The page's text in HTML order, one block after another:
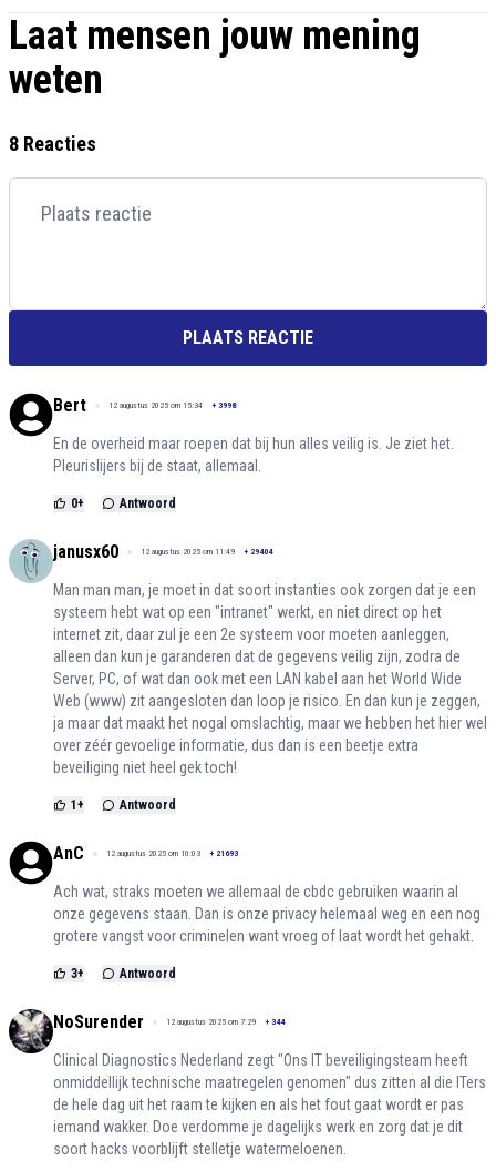
Laat mensen jouw mening
weten
8 Reacties
PLAATS REACTIE
Bert 12 augustus 2025 om 15:34 + 3998
En de overheid maar roepen dat bij hun alles veilig is. Je ziet het.
Pleurislijers bij de staat, allemaal.
0+ Antwoord
janusx60 12 augustus 2025 om 11:49 + 29404
Man man man, je moet in dat soort instanties ook zorgen dat je een
systeem hebt wat op een "intranet" werkt, en niet direct op het
internet zit, daar zul je een 2e systeem voor moeten aanleggen,
alleen dan kun je garanderen dat de gegevens veilig zijn, zodra de
Server, PC, of wat dan ook met een LAN kabel aan het World Wide
Web (www) zit aangesloten dan loop je risico. En dan kun je zeggen,
ja maar dat maakt het nogal omslachtig, maar we hebben het hier wel
over zéér gevoelige informatie, dus dan is een beetje extra
beveiliging niet heel gek toch!
1 + Antwoord
AnC 12 augustus 2025 om 10:03 + 21693
Ach wat, straks moeten we allemaal de cbdc gebruiken waarin al
onze gegevens staan. Dan is onze privacy helemaal weg en een nog
grotere vangst voor criminelen want vroeg of laat wordt het gehakt.
3+ Antwoord
NoSurender 12 augustus 2025 om 7:29 + 344
Clinical Diagnostics Nederland zegt "Ons IT beveiligingsteam heeft
onmiddellijk technische maatregelen genomen" dus zitten al die ITers
de hele dag uit het raam te kijken en als het fout gaat wordt er pas
iemand wakker. Doe verdomme je dagelijks werk en zorg dat je dit
soort hacks voorblijft stelletje watermeloenen.